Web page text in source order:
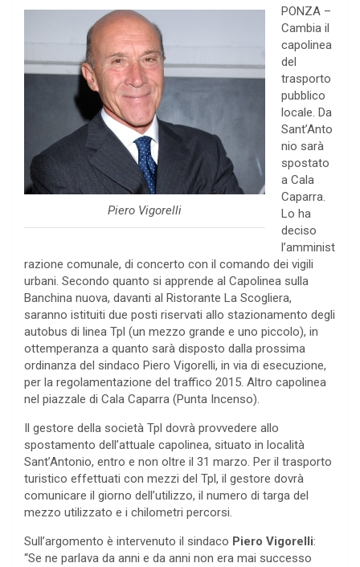
Piero Vigorelli
PONZA –
Cambia il
capolinea
del
trasporto
pubblico
locale. Da
Sant’Anto
nio sarà
spostato
a Cala
Caparra.
Lo ha
deciso
l’amminist
razione comunale, di concerto con il comando dei vigili
urbani. Secondo quanto si apprende al Capolinea sulla
Banchina nuova, davanti al Ristorante La Scogliera,
saranno istituiti due posti riservati allo stazionamento degli
autobus di linea Tpl (un mezzo grande e uno piccolo), in
ottemperanza a quanto sarà disposto dalla prossima
ordinanza del sindaco Piero Vigorelli, in via di esecuzione,
per la regolamentazione del traffico 2015. Altro capolinea
nel piazzale di Cala Caparra (Punta Incenso).
Il gestore della società Tpl dovrà provvedere allo
spostamento dell’attuale capolinea, situato in località
Sant’Antonio, entro e non oltre il 31 marzo. Per il trasporto
turistico effettuati con mezzi del Tpl, il gestore dovrà
comunicare il giorno dell’utilizzo, il numero di targa del
mezzo utilizzato e i chilometri percorsi.
Sull’argomento è intervenuto il sindaco Piero Vigorelli:
“Se ne parlava da anni e da anni non era mai successo